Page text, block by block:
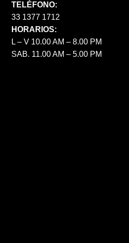
TELÉFONO:
33 1377 1712
HORARIOS:
L – V 10.00 AM – 8.00 PM
SAB. 11.00 AM – 5.00 PM